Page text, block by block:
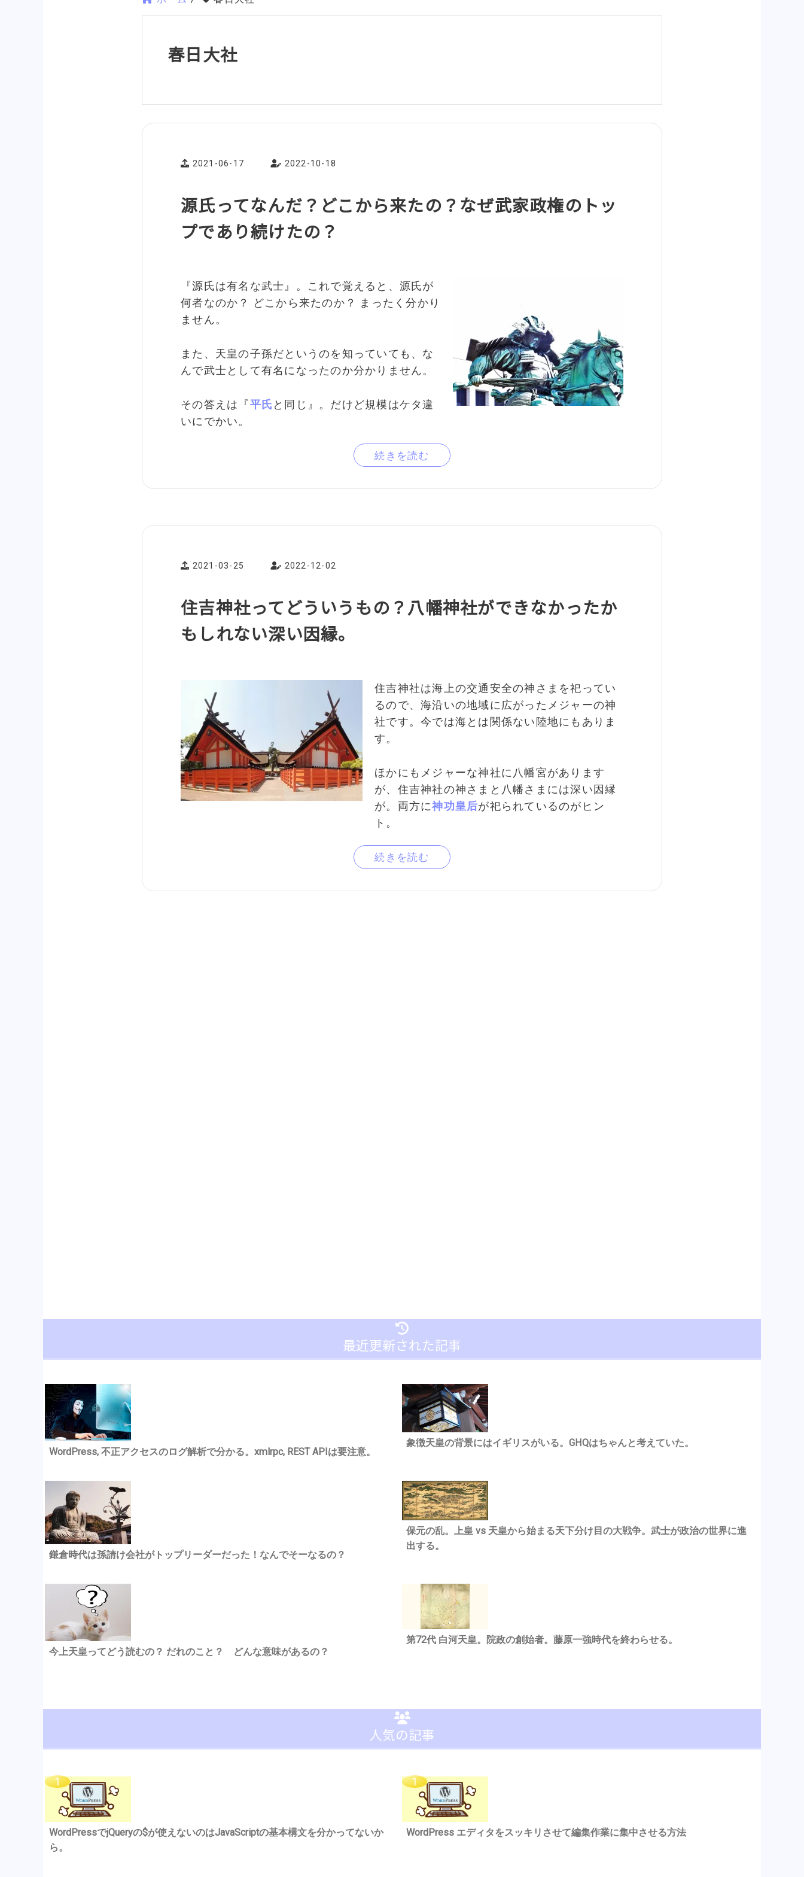
春日大社
2021-06-17 2022-10-18
源氏ってなんだ？どこから来たの？なぜ武家政権のトッ
プであり続けたの？
『源氏は有名な武士』。これで覚えると、源氏が
何者なのか？ どこから来たのか？ まったく分かり
ません。
また、天皇の子孫だというのを知っていても、な
んで武士として有名になったのか分かりません。
その答えは『平氏 と同じ』。だけど規模はケタ違
いにでかい。
続きを読む
2021-03-25 2022-12-02
住吉神社ってどういうもの？八幡神社ができなかったか
もしれない深い因縁。
住吉神社は海上の交通安全の神さまを祀ってい
るので、海沿いの地域に広がったメジャーの神
社です。今では海とは関係ない陸地にもありま
す。
ほかにもメジャーな神社に八幡宮があります
が、住吉神社の神さまと八幡さまには深い因縁
が。両方に神功皇后が祀られているのがヒン
ト。
続きを読む
最近更新された記事
WordPress, 不正アクセスのログ解析で分かる。xmlrpc, REST APIは要注意。
象徴天皇の背景にはイギリスがいる。GHQはちゃんと考えていた。
鎌倉時代は孫請け会社がトップリーダーだった！なんでそーなるの？
保元の乱。上皇 vs 天皇から始まる天下分け目の大戦争。武士が政治の世界に進
出する。
今上天皇ってどう読むの？ だれのこと？ どんな意味があるの？
第72代 白河天皇。院政の創始者。藤原一強時代を終わらせる。
人気の記事
WordPressでjQueryの$が使えないのはJavaScriptの基本構文を分かってないか
ら。
WordPress エディタをスッキリさせて編集作業に集中させる方法